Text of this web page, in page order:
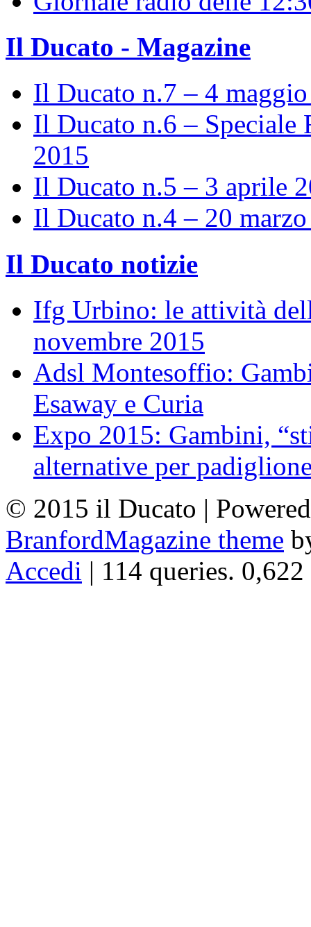
Il Ducato - Magazine
Il Ducato n.7 – 4
Il Ducato n.6 – Speciale
2015
Il Ducato n.5 – 3 aprile
Il Ducato n.4 – 20
Il Ducato notizie
Ifg Urbino: le attività
novembre 2015
Adsl Montesoffio:
Esaway e Curia
Expo 2015: Gambini,
alternative per
© 2015 il Ducato |
BranfordMagazine theme
Accedi | 114 queries. 0,622